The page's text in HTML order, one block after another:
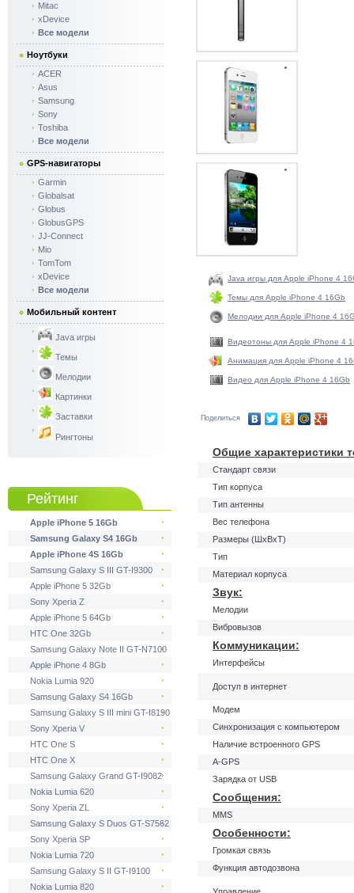
Java игры для Apple iPhone 4
Темы для Apple iPhone 4 16Gb
Мелодии для Apple iPhone 4
Видеотоны для Apple iPhone 4
Анимация для Apple iPhone 4
Видео для Apple iPhone 4 16Gb
Поделиться
Общие характеристики
Стандарт связи
Тип корпуса
Тип антенны
Вес телефона
Размеры (ШxВxТ)
Тип
Материал корпуса
Звук:
Мелодии
Вибровызов
Коммуникации:
Интерфейсы
Доступ в интернет
Модем
Синхронизация с компьютером
Наличие встроенного GPS
A-GPS
Зарядка от USB
Сообщения:
MMS
Особенности:
Громкая связь
Функция автодозвона
Mitac
xDevice
Все модели
Ноутбуки
ACER
Asus
Samsung
Sony
Toshiba
Все модели
GPS-навигаторы
Garmin
Globalsat
Globus
GlobusGPS
JJ-Connect
Mio
TomTom
xDevice
Все модели
Мобильный контент
Java игры
Темы
Мелодии
Картинки
Заставки
Рингтоны
Рейтинг
Apple iPhone 5 16Gb
Samsung Galaxy S4 16Gb
Apple iPhone 4S 16Gb
Samsung Galaxy S III GT-I9300
Apple iPhone 5 32Gb
Sony Xperia Z
Apple iPhone 5 64Gb
HTC One 32Gb
Samsung Galaxy Note II GT-N7100
Apple iPhone 4 8Gb
Nokia Lumia 920
Samsung Galaxy S4 16Gb
Samsung Galaxy S III mini GT-I8190
Sony Xperia V
HTC One S
HTC One X
Samsung Galaxy Grand GT-I9082
Nokia Lumia 620
Sony Xperia ZL
Samsung Galaxy S Duos GT-S7562
Sony Xperia SP
Nokia Lumia 720
Samsung Galaxy S II GT-I9100
Nokia Lumia 820